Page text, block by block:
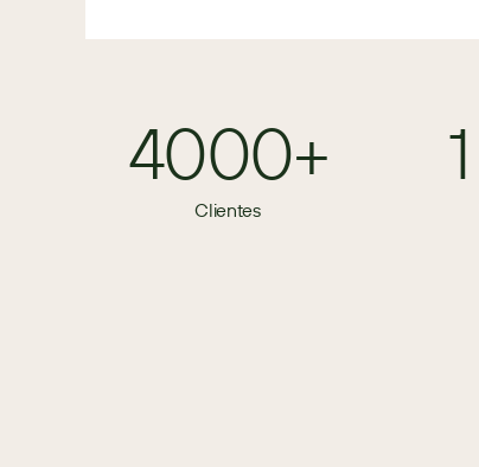
4000+
Clientes